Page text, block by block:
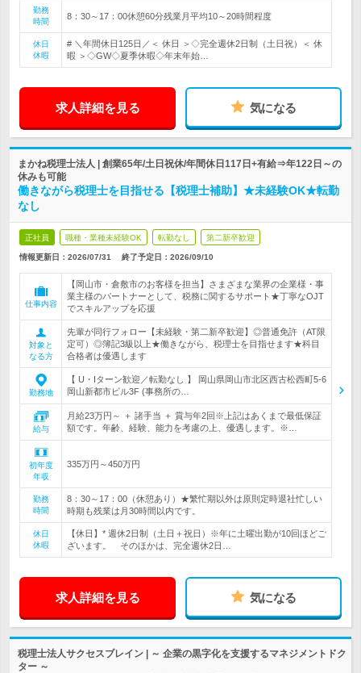
勤務
時間
8：30～17：00休憩60分残業月平均10～20時間程度
休日
休暇
# ＼年間休日125日／＜ 休日 ＞◇完全週休2日制（土日祝）＜ 休
暇 ＞◇GW◇夏季休暇◇年末年始…
求人詳細を見る 気になる
まかね税理士法人 | 創業65年/土日祝休/年間休日117日+有給⇒年122日～の
休みも可能
働きながら税理士を目指せる【税理士補助】★未経験OK★転勤
なし
正社員 職種・業種未経験OK 転勤なし 第二新卒歓迎
情報更新日：2026/07/31 終了予定日： 2026/09/10
仕事内容
【岡山市・倉敷市のお客様を担当】さまざまな業界の企業様・事
業主様のパートナーとして、税務に関するサポート★丁寧なOJT
でスキルアップを応援
対象と
なる方
先輩が同行フォロー【未経験・第二新卒歓迎】◎普通免許（AT限
定可）◎簿記3級以上★働きながら、税理士を目指せます★科目
合格者は優遇します
勤務地
【 U・Iターン歓迎／転勤なし 】 岡山県岡山市北区西古松西町5-6
岡山新都市ビル3F (事務所の…
給与
月給23万円～ ＋ 諸手当 ＋ 賞与年2回※上記はあくまで最低保証
額です。年齢、経験、能力を考慮の上、優遇します。※…
初年度
年収
335万円～450万円
勤務
時間
8：30～17：00（休憩あり）★繁忙期以外は原則定時退社忙しい
時期も残業は月30時間以内です。
休日
休暇
【休日】* 週休2日制（土日＋祝日）※年に土曜出勤が10回ほどご
ざいます。 そのほかは、完全週休2日…
求人詳細を見る 気になる
税理士法人サクセスブレイン | ～ 企業の黒字化を支援するマネジメントドク
ター ～